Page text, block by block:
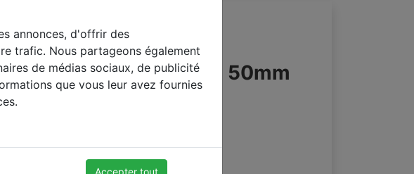
annonces, d'offrir des
trafic. Nous partageons également
de médias sociaux, de publicité
que vous leur avez fournies
Accepter tout
aluminium à lamelles 50mm